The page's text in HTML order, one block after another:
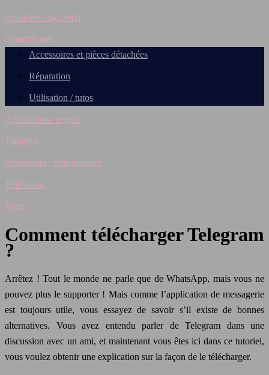
Actualités high-tech
Smartphones
Accessoires et pièces détachées
Réparation
Utilisation / tutos
Applications et jeux
Tablettes
Opérateurs / Fournisseurs
Télévision
Blog
Comment télécharger Telegram
?
Arrêtez ! Tout le monde ne parle que de WhatsApp, mais vous ne
pouvez plus le supporter ! Mais comme l’application de messagerie
est toujours utile, vous essayez de savoir s’il existe de bonnes
alternatives. Vous avez entendu parler de Telegram dans une
discussion avec un ami, et maintenant vous êtes ici dans ce tutoriel,
vous voulez obtenir une explication sur la façon de le télécharger.